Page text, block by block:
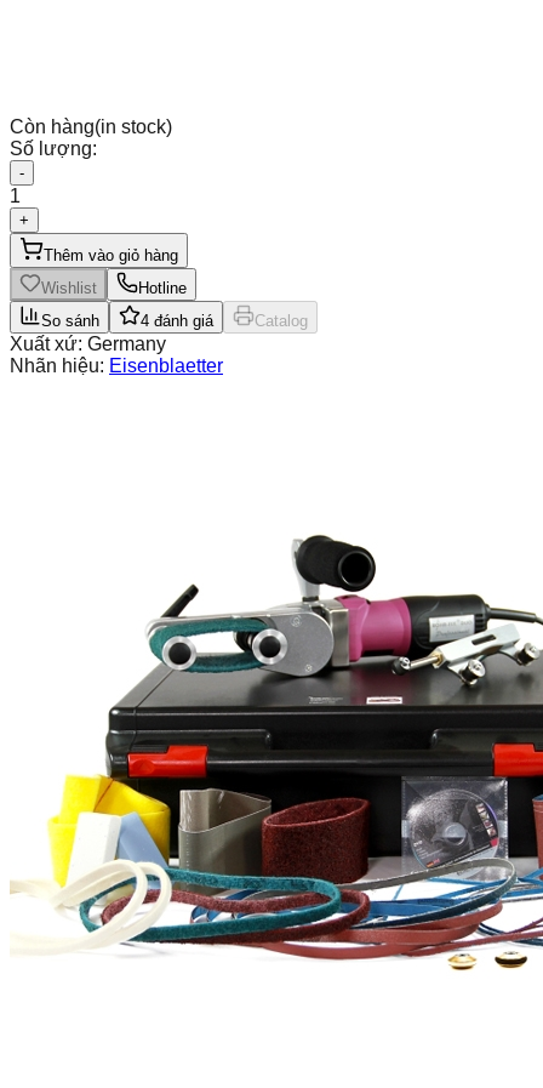
Còn hàng(in stock)
Số lượng:
-
1
+
Thêm vào giỏ hàng
Wishlist
Hotline
So sánh
4 đánh giá Catalog
Xuất xứ: Germany
Nhãn hiệu: Eisenblaetter